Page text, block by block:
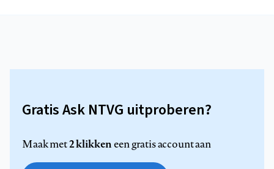
Gratis Ask NTVG uitproberen?
Maak met2 klikkeneen gratis account aan